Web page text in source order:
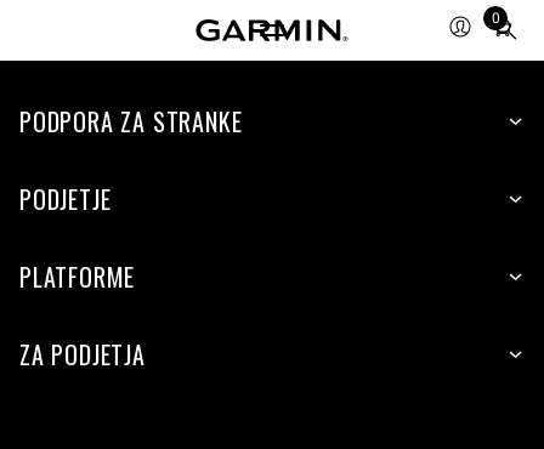
0
Total
items
cart:
PODPORA ZA STRANKE
PODJETJE
PLATFORME
ZA PODJETJA